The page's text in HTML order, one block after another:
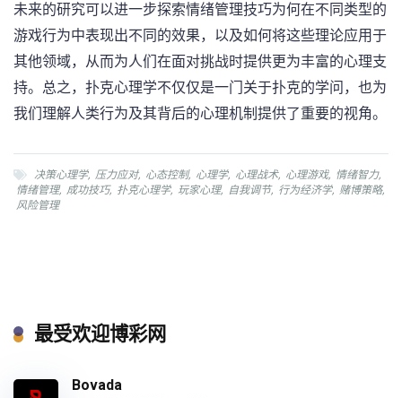
未来的研究可以进一步探索情绪管理技巧为何在不同类型的
游戏行为中表现出不同的效果，以及如何将这些理论应用于
其他领域，从而为人们在面对挑战时提供更为丰富的心理支
持。总之，扑克心理学不仅仅是一门关于扑克的学问，也为
我们理解人类行为及其背后的心理机制提供了重要的视角。
决策心理学, 压力应对, 心态控制, 心理学, 心理战术, 心理游戏, 情绪智力,
情绪管理, 成功技巧, 扑克心理学, 玩家心理, 自我调节, 行为经济学, 赌博策略,
风险管理
最受欢迎博彩网
Bovada